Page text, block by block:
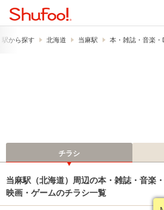
駅から探す 北海道 当麻駅 本・雑誌・音楽
チラシ
当麻駅（北海道）周辺の本・雑誌・音楽・
映画・ゲームのチラシ一覧